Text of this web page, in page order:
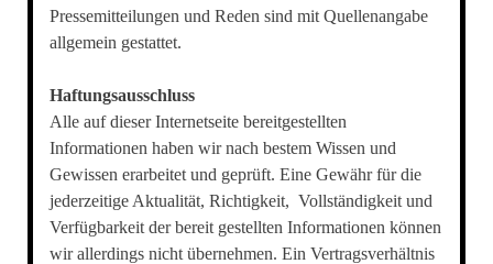
Pressemitteilungen und Reden sind mit Quellenangabe
allgemein gestattet.
Haftungsausschluss
Alle auf dieser Internetseite bereitgestellten
Informationen haben wir nach bestem Wissen und
Gewissen erarbeitet und geprüft. Eine Gewähr für die
jederzeitige Aktualität, Richtigkeit, Vollständigkeit und
Verfügbarkeit der bereit gestellten Informationen können
wir allerdings nicht übernehmen. Ein Vertragsverhältnis